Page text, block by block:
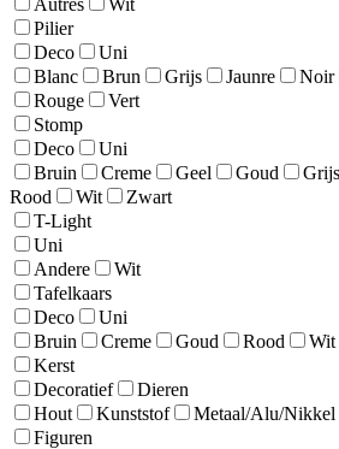
Pilier
Deco
Uni
Blanc
Brun Grijs Jaunre Noir
Rouge
Vert
Stomp
Deco
Uni
Bruin
Creme Geel Goud Grijs
Rood
Wit
Zwart
T-Light
Uni
Andere
Wit
Tafelkaars
Deco
Uni
Bruin
Creme Goud Rood Wit
Kerst
Decoratief
Dieren
Hout
Kunststof Metaal/Alu/Nikkel
Figuren